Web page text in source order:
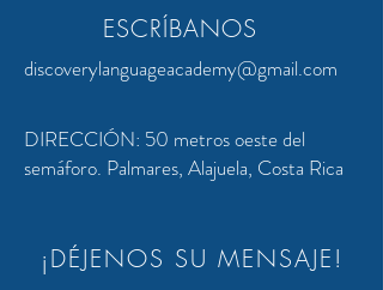
ESCRÍBANOS
discoverylanguageacademy@gmail.com
DIRECCIÓN: 50 metros oeste del
semáforo. Palmares, Alajuela, Costa Rica
¡DÉJENOS SU MENSAJE!